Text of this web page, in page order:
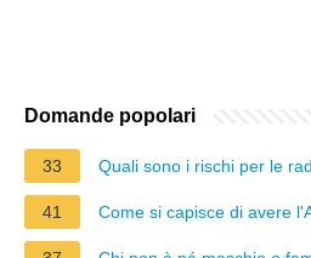
Domande popolari
33 Quali sono i rischi per le
41 Come si capisce di avere